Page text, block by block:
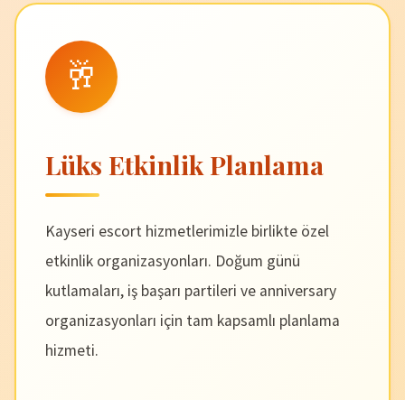
🥂
Lüks Etkinlik Planlama
Kayseri escort hizmetlerimizle birlikte özel
etkinlik organizasyonları. Doğum günü
kutlamaları, iş başarı partileri ve anniversary
organizasyonları için tam kapsamlı planlama
hizmeti.